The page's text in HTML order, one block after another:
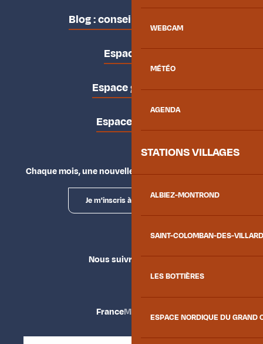
WEBCAM
MÉTÉO
AGENDA
STATIONS VILLAGES
ALBIEZ-MONTROND
SAINT-COLOMBAN-DES-
LES BOTTIÈRES
ESPACE NORDIQUE DU GRAND
Blog : conseils des locaux
Espace pro
Espace groupes
Espace presse
Chaque mois, une nouvelle façon d'explorer la vallée.
Je m'inscris à la newsletter
Nous suivre
FranceMaurienne